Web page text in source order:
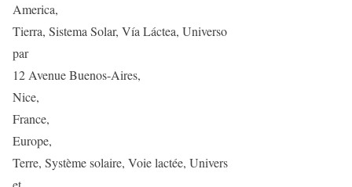
America,
Tierra, Sistema Solar, Vía Láctea, Universo
par
12 Avenue Buenos-Aires,
Nice,
France,
Europe,
Terre, Système solaire, Voie lactée, Univers